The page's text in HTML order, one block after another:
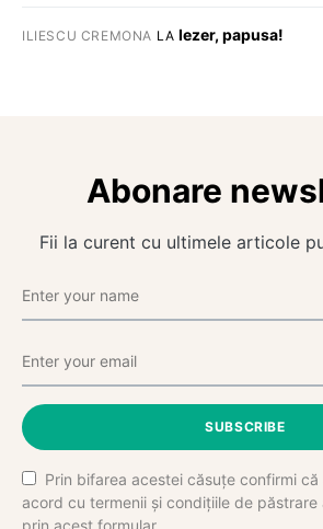
ILIESCU CREMONA LA Iezer, papusa!
Abonare
Fii la curent cu ultimele articole
SUBSCRIBE
Prin bifarea acestei căsuțe confirmi
acord cu termenii și condițiile de